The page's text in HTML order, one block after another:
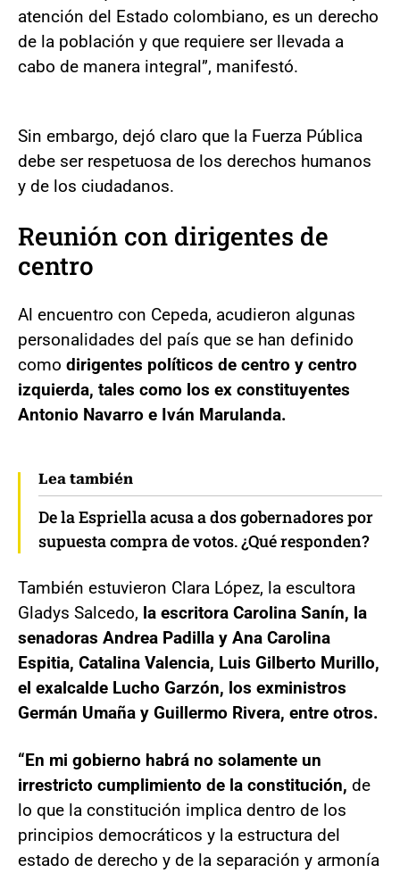
atención del Estado colombiano, es un derecho
de la población y que requiere ser llevada a
cabo de manera integral”, manifestó.
Sin embargo, dejó claro que la Fuerza Pública
debe ser respetuosa de los derechos humanos
y de los ciudadanos.
Reunión con dirigentes de
centro
Al encuentro con Cepeda, acudieron algunas
personalidades del país que se han definido
como dirigentes políticos de centro y centro
izquierda, tales como los ex constituyentes
Antonio Navarro e Iván Marulanda.
Lea también
De la Espriella acusa a dos gobernadores por
supuesta compra de votos. ¿Qué responden?
También estuvieron Clara López, la escultora
Gladys Salcedo, la escritora Carolina Sanín, la
senadoras Andrea Padilla y Ana Carolina
Espitia, Catalina Valencia, Luis Gilberto Murillo,
el exalcalde Lucho Garzón, los exministros
Germán Umaña y Guillermo Rivera, entre otros.
“En mi gobierno habrá no solamente un
irrestricto cumplimiento de la constitución, de
lo que la constitución implica dentro de los
principios democráticos y la estructura del
estado de derecho y de la separación y armonía